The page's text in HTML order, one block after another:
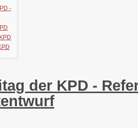
-
der KPD -